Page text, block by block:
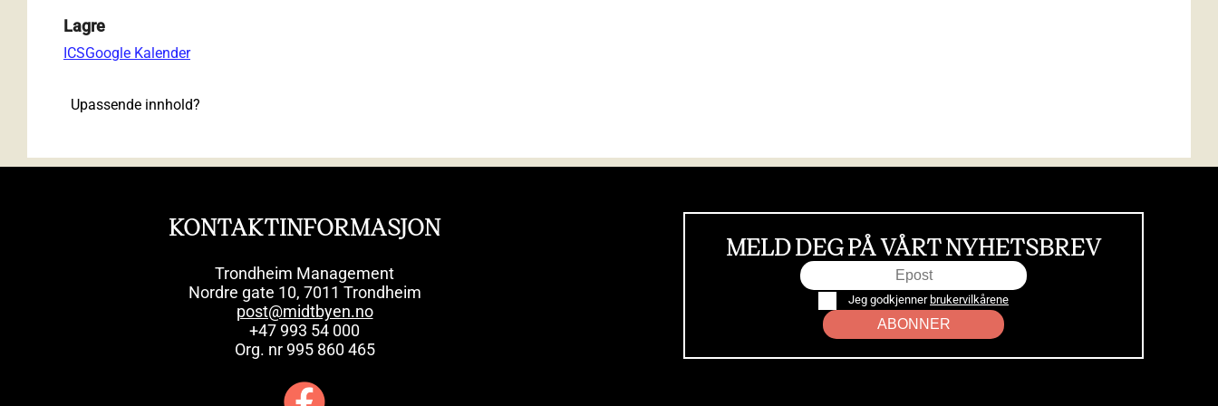
Lagre
ICSGoogle Kalender
Upassende innhold?
KONTAKTINFORMASJON
Trondheim Management
Nordre gate 10, 7011 Trondheim
post@midtbyen.no
+47 993 54 000
Org. nr 995 860 465
MELD DEG PÅ VÅRT NYHETSBREV
Jeg godkjenner brukervilkårene
ABONNER